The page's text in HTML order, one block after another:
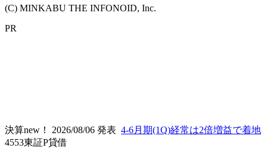
(C) MINKABU THE INFONOID, Inc.
PR
決算new！ 2026/08/06 発表 4-6月期(1Q)経常は2倍増益で着地
4553東証P貸借